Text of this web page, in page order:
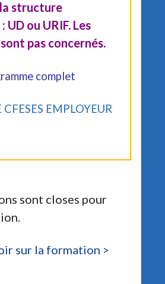
structure
UD ou URIF. Les
pas concernés.
complet
EMPLOYEUR
sont closes pour
sur la formation >